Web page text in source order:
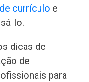
currículo e
lo.
dicas de
de
para